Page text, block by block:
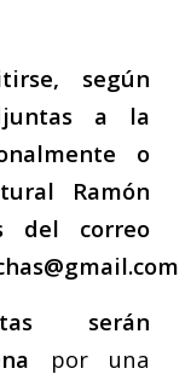
según
a la
o
Ramón
del correo
serán
por una